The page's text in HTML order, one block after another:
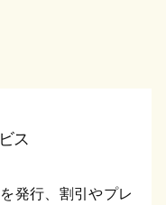
ス
発行、割引やプレ